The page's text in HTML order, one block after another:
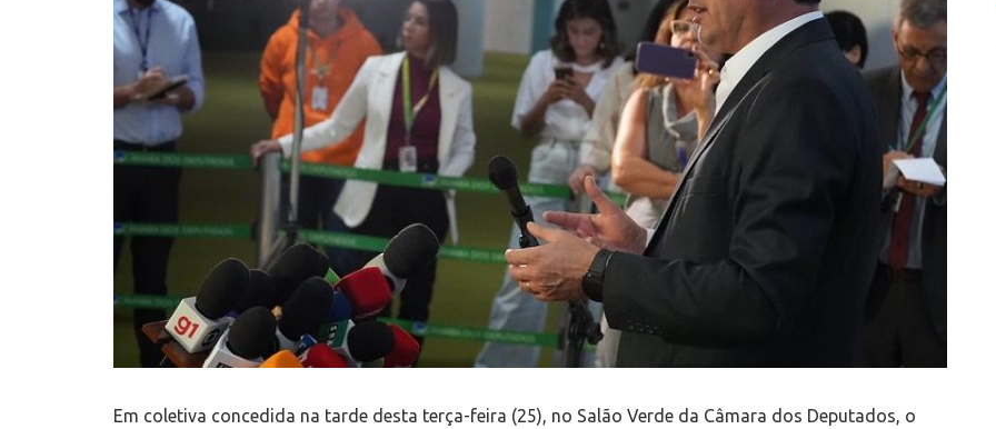
Em coletiva concedida na tarde desta terça-feira (25), no Salão Verde da Câmara dos Deputados, o